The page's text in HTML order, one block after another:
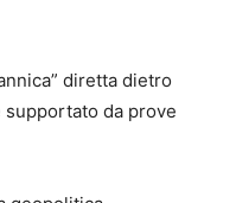
diretta dietro
supportato da prove